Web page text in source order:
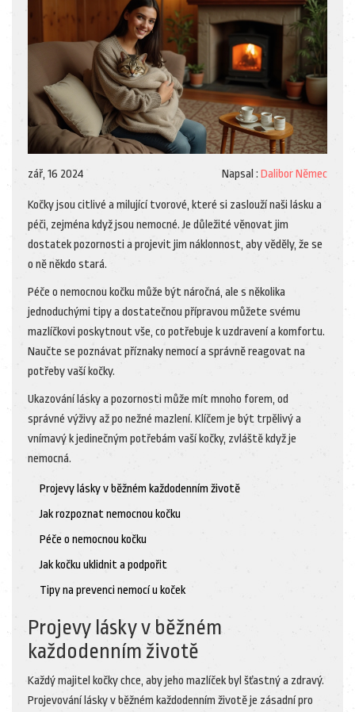
zář, 16 2024 Napsal : Dalibor Němec
Kočky jsou citlivé a milující tvorové, které si zaslouží naši lásku a
péči, zejména když jsou nemocné. Je důležité věnovat jim
dostatek pozornosti a projevit jim náklonnost, aby věděly, že se
o ně někdo stará.
Péče o nemocnou kočku může být náročná, ale s několika
jednoduchými tipy a dostatečnou přípravou můžete svému
mazlíčkovi poskytnout vše, co potřebuje k uzdravení a komfortu.
Naučte se poznávat příznaky nemocí a správně reagovat na
potřeby vaší kočky.
Ukazování lásky a pozornosti může mít mnoho forem, od
správné výživy až po nežné mazlení. Klíčem je být trpělivý a
vnímavý k jedinečným potřebám vaší kočky, zvláště když je
nemocná.
Projevy lásky v běžném každodenním životě
Jak rozpoznat nemocnou kočku
Péče o nemocnou kočku
Jak kočku uklidnit a podpořit
Tipy na prevenci nemocí u koček
Projevy lásky v běžném
každodenním životě
Každý majitel kočky chce, aby jeho mazlíček byl šťastný a zdravý.
Projevování lásky v běžném každodenním životě je zásadní pro